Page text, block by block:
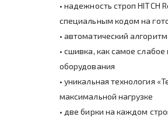
• надежность строп HITCH
специальным кодом на
• автоматический
• сшивка, как самое
оборудования
• уникальная технология
максимальной нагрузке
• две бирки на каждом